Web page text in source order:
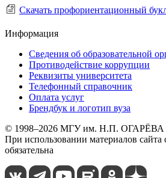
Скачать профориентационный
Информация
Сведения об образовательной
Противодействие коррупции
Реквизиты университета
Телефонный справочник
Оплата услуг
Брендбук и логотип вуза
© 1998–2026 МГУ им. Н.П. ОГАРЁВА
При использовании материалов сайта
обязательна